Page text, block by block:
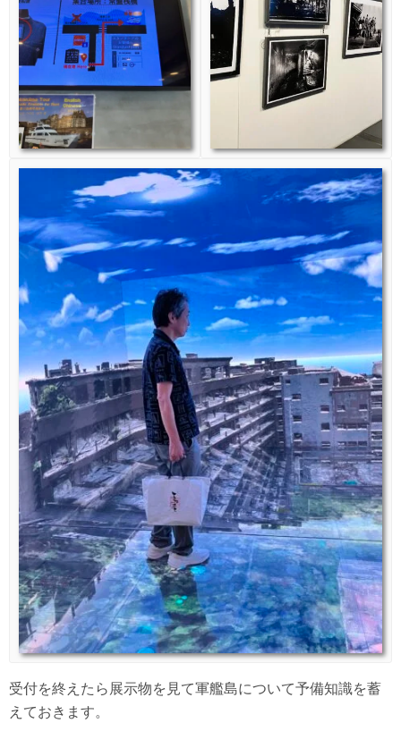
受付を終えたら展示物を見て軍艦島について予備知識を蓄
えておきます。